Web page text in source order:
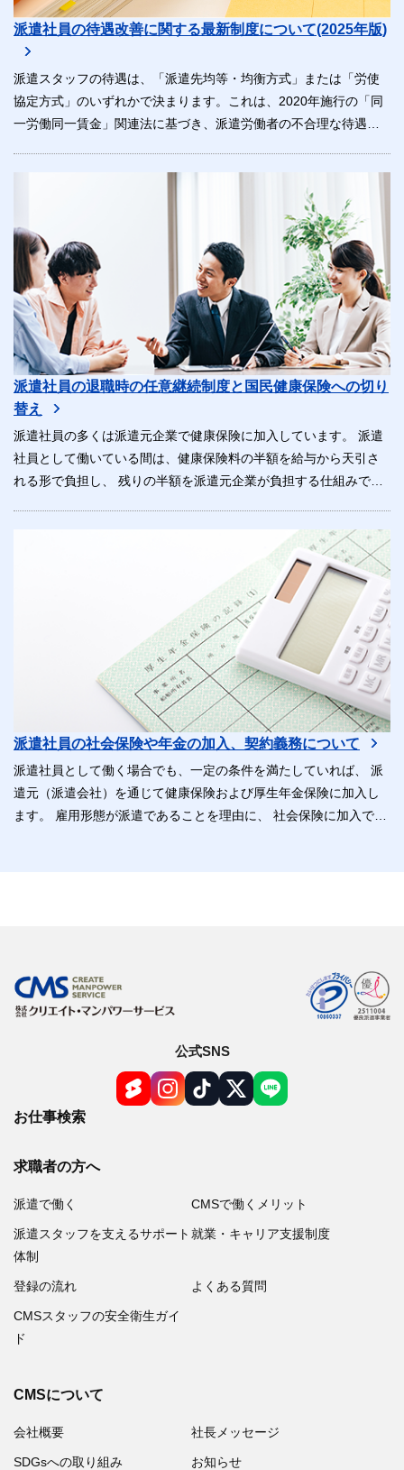
派遣社員の待遇改善に関する最新制度について(2025年版)
派遣スタッフの待遇は、「派遣先均等・均衡方式」または「労使
協定方式」のいずれかで決まります。これは、2020年施行の「同
一労働同一賃金」関連法に基づき、派遣労働者の不合理な待遇差
派遣社員の退職時の任意継続制度と国民健康保険への切り
替え
派遣社員の多くは派遣元企業で健康保険に加入しています。 派遣
社員として働いている間は、健康保険料の半額を給与から天引さ
れる形で負担し、 残りの半額を派遣元企業が負担する仕組みで
派遣社員の社会保険や年金の加入、契約義務について
派遣社員として働く場合でも、一定の条件を満たしていれば、 派
遣元（派遣会社）を通じて健康保険および厚生年金保険に加入し
ます。 雇用形態が派遣であることを理由に、 社会保険に加入でき
公式SNS
お仕事検索
求職者の方へ
派遣で働く CMSで働くメリット
派遣スタッフを支えるサポート
体制
就業・キャリア支援制度
登録の流れ よくある質問
CMSスタッフの安全衛生ガイ
ド
CMSについて
会社概要 社長メッセージ
SDGsへの取り組み お知らせ